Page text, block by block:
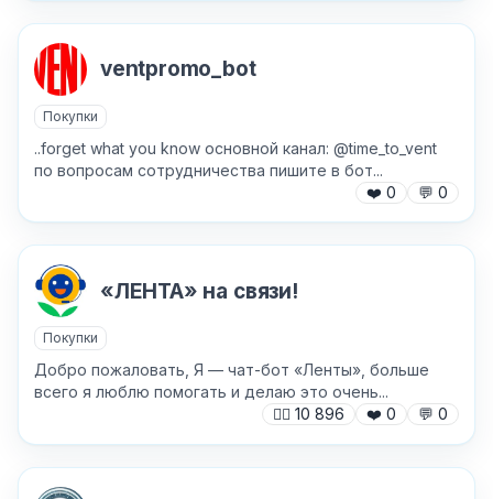
Текст обращения (необязательно)
Хочу получить ответ на email
ventpromo_bot
Покупки
..forget what you know основной канал: @time_to_vent
по вопросам сотрудничества пишите в бот...
❤️ 0 💬 0
«ЛЕНТА» на связи!
Покупки
Добро пожаловать, Я — чат-бот «Ленты», больше
всего я люблю помогать и делаю это очень...
🙍‍♂️ 10 896 ❤️ 0 💬 0